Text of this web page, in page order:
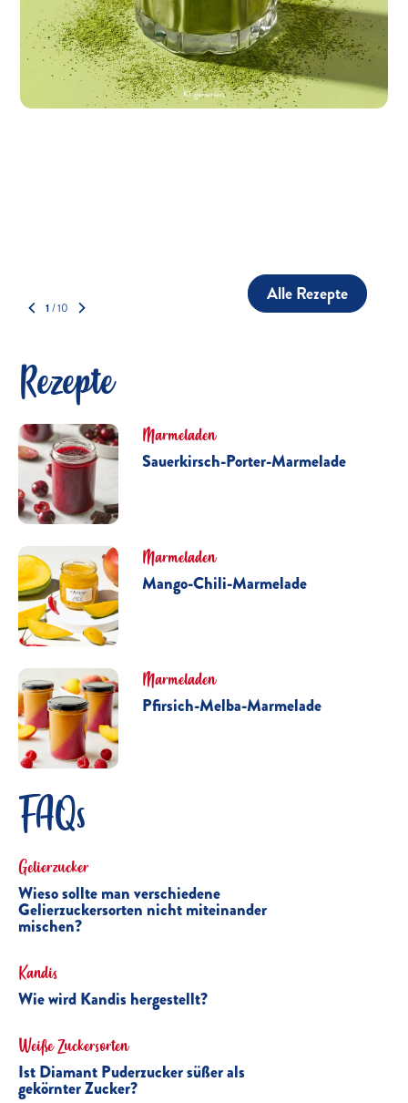
Alle Rezepte
1/10
Rezepte
Marmeladen
Sauerkirsch-Porter-Marmelade
Marmeladen
Mango-Chili-Marmelade
Marmeladen
Pfirsich-Melba-Marmelade
FAQs
Gelierzucker
Wieso sollte man verschiedene
Gelierzuckersorten nicht miteinander
mischen?
Kandis
Wie wird Kandis hergestellt?
Weiße Zuckersorten
Ist Diamant Puderzucker süßer als
gekörnter Zucker?